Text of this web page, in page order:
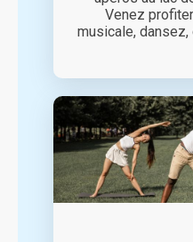
Venez
musicale, dansez,